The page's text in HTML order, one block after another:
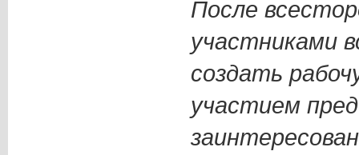
После
участниками
создать
участием